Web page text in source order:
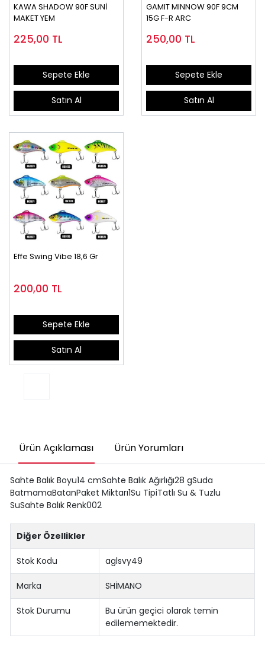
KAWA SHADOW 90F SUNİ
MAKET YEM
225,00 TL
Sepete Ekle
Satın Al
GAMIT MINNOW 90F 9CM
15G F-R ARC
250,00 TL
Sepete Ekle
Satın Al
Effe Swing Vibe 18,6 Gr
200,00 TL
Sepete Ekle
Satın Al
Ürün Açıklaması Ürün Yorumları
Sahte Balık Boyu14 cmSahte Balık Ağırlığı28 gSuda
BatmamaBatanPaket Miktarı1Su TipiTatlı Su & Tuzlu
SuSahte Balık Renk002
Diğer Özellikler
Stok Kodu aglsvy49
Marka SHİMANO
Stok Durumu
Bu ürün geçici olarak temin
edilememektedir.